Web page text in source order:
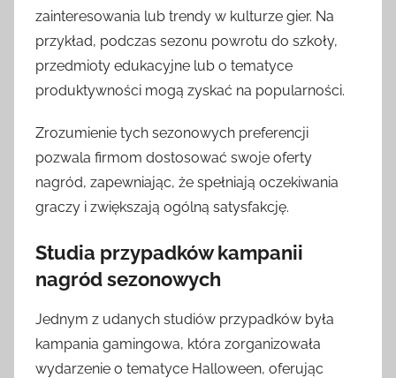
zainteresowania lub trendy w kulturze gier. Na
przykład, podczas sezonu powrotu do szkoły,
przedmioty edukacyjne lub o tematyce
produktywności mogą zyskać na popularności.
Zrozumienie tych sezonowych preferencji
pozwala firmom dostosować swoje oferty
nagród, zapewniając, że spełniają oczekiwania
graczy i zwiększają ogólną satysfakcję.
Studia przypadków kampanii
nagród sezonowych
Jednym z udanych studiów przypadków była
kampania gamingowa, która zorganizowała
wydarzenie o tematyce Halloween, oferując